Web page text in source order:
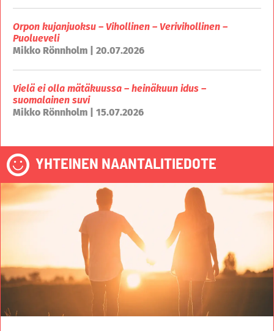
Orpon kujanjuoksu – Vihollinen – Verivihollinen –
Puolueveli
Mikko Rönnholm | 20.07.2026
Vielä ei olla mätäkuussa – heinäkuun idus –
suomalainen suvi
Mikko Rönnholm | 15.07.2026
YHTEINEN NAANTALITIEDOTE